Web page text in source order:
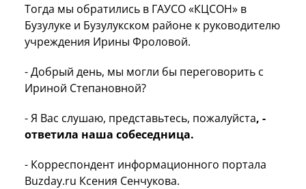
Тогда мы обратились в ГАУСО «КЦСОН» в
Бузулуке и Бузулукском районе к руководителю
учреждения Ирины Фроловой.
- Добрый день, мы могли бы переговорить с
Ириной Степановной?
- Я Вас слушаю, представьтесь, пожалуйста, -
ответила наша собеседница.
- Корреспондент информационного портала
Buzday.ru Ксения Сенчукова.